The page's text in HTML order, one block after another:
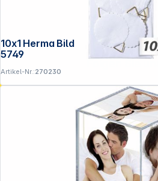
10x1 Herma Bildaufhänger 45 wasserlöslich gummiert
5749
Artikel-Nr.:270230
Folgen Sie